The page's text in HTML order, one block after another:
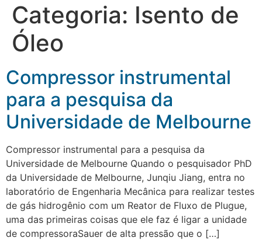
Categoria: Isento de
Óleo
Compressor instrumental
para a pesquisa da
Universidade de Melbourne
Compressor instrumental para a pesquisa da
Universidade de Melbourne Quando o pesquisador PhD
da Universidade de Melbourne, Junqiu Jiang, entra no
laboratório de Engenharia Mecânica para realizar testes
de gás hidrogênio com um Reator de Fluxo de Plugue,
uma das primeiras coisas que ele faz é ligar a unidade
de compressoraSauer de alta pressão que o […]